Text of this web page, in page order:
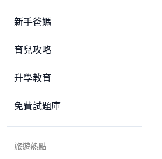
新手爸媽
育兒攻略
升學教育
免費試題庫
旅遊熱點